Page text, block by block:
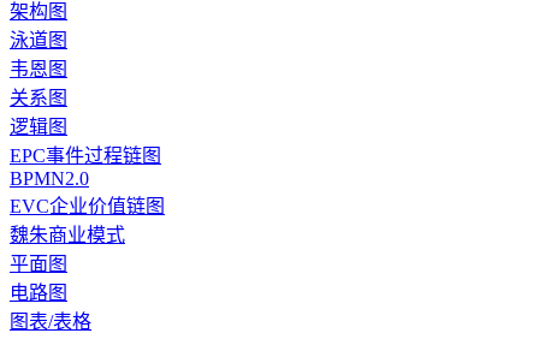
架构图
泳道图
韦恩图
关系图
逻辑图
EPC事件过程链图
BPMN2.0
EVC企业价值链图
魏朱商业模式
平面图
电路图
图表/表格